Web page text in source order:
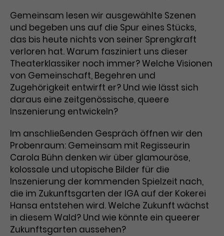
Gemeinsam lesen wir ausgewählte Szenen
und begeben uns auf die Spur eines Stücks,
das bis heute nichts von seiner Sprengkraft
verloren hat. Warum fasziniert uns dieser
Theaterklassiker noch immer? Welche Visionen
von Gemeinschaft, Begehren und
Zugehörigkeit entwirft er? Und wie lässt sich
daraus eine zeitgenössische, queere
Inszenierung entwickeln?
Im anschließenden Gespräch öffnen wir den
Probenraum: Gemeinsam mit Regisseurin
Carola Bühn denken wir über glamouröse,
kolossale und utopische Bilder für die
Inszenierung der kommenden Spielzeit nach,
die im Zukunftsgarten der IGA auf der Kokerei
Hansa entstehen wird. Welche Zukunft wächst
in diesem Wald? Und wie könnte ein queerer
Zukunftsgarten aussehen?